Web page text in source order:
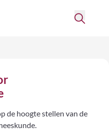
de hoogte stellen van de